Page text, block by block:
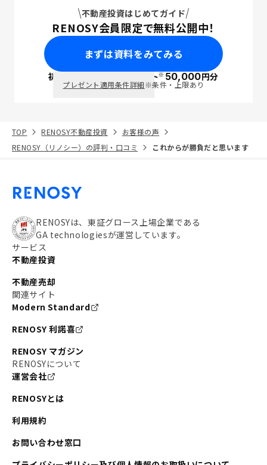
不動産投資はじめてガイド
RENOSY会員限定で無料公開中！
まずは資料をみてみる
初回面談で ポイント※50,000円分
プレゼント適用条件詳細※条件・上限あり
TOP RENOSY不動産投資
お客様の声
RENOSY（リノシー）の評判・口コミ
これからが勝負だと思います
RENOSYは、東証グロース上場企業である
GA technologiesが運営しています。
サービス
不動産投資
不動産売却
関連サイト
Modern Standard
RENOSY 利諾喜
RENOSY マガジン
RENOSYについて
運営会社
RENOSYとは
利用規約
お問い合わせ窓口